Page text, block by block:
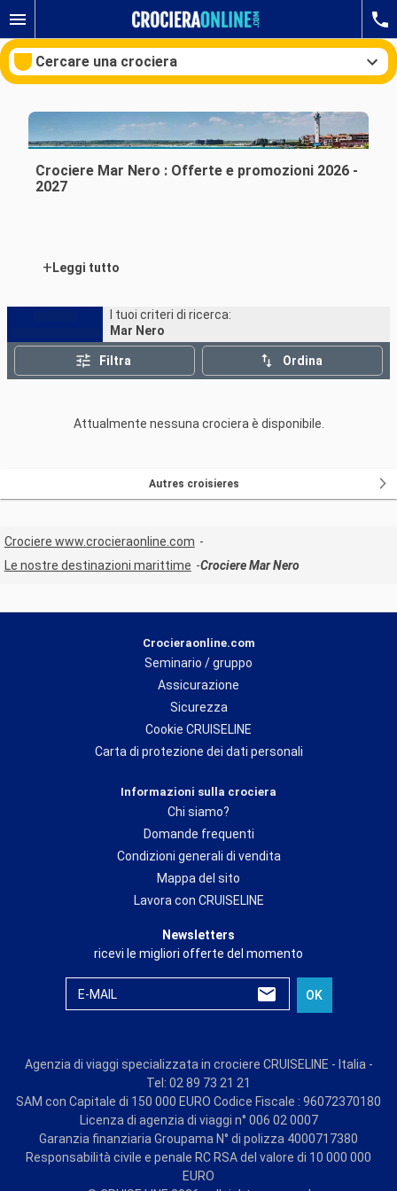
Cercare una crociera
Crociere Mar Nero : Offerte e promozioni 2026 -
2027
+Leggi tutto
I tuoi criteri di ricerca:
Mar Nero
Filtra Ordina
Attualmente nessuna crociera è disponibile.
Autres croisieres
Crociere www.crocieraonline.com
Le nostre destinazioni marittime
Crociere Mar Nero
Crocieraonline.com
Seminario / gruppo
Assicurazione
Sicurezza
Cookie CRUISELINE
Carta di protezione dei dati personali
Informazioni sulla crociera
Chi siamo?
Domande frequenti
Condizioni generali di vendita
Mappa del sito
Lavora con CRUISELINE
Newsletters
ricevi le migliori offerte del momento
E-MAIL OK
Agenzia di viaggi specializzata in crociere CRUISELINE - Italia -
Tel: 02 89 73 21 21
SAM con Capitale di 150 000 EURO Codice Fiscale : 96072370180
Licenza di agenzia di viaggi n° 006 02 0007
Garanzia finanziaria Groupama N° di polizza 4000717380
Responsabilità civile e penale RC RSA del valore di 10 000 000
EURO